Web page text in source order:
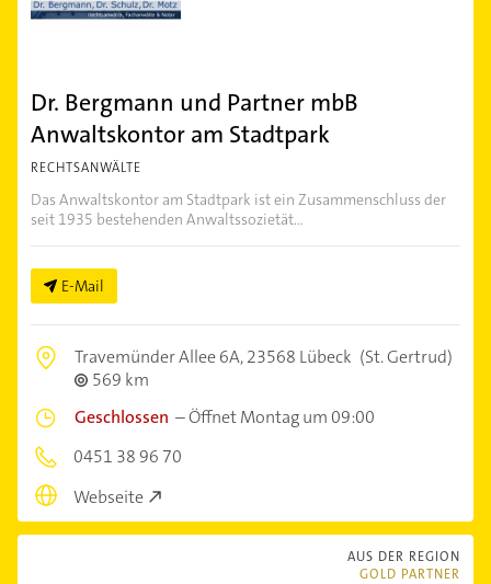
Dr. Bergmann und Partner mbB
Anwaltskontor am Stadtpark
RECHTSANWÄLTE
Das Anwaltskontor am Stadtpark ist ein Zusammenschluss der
seit 1935 bestehenden Anwaltssozietät...
E-Mail
Travemünder Allee 6A,23568 Lübeck (St. Gertrud)
569 km
Geschlossen –Öffnet Montag um 09:00
0451 38 96 70
Webseite
AUS DER REGION
GOLD PARTNER